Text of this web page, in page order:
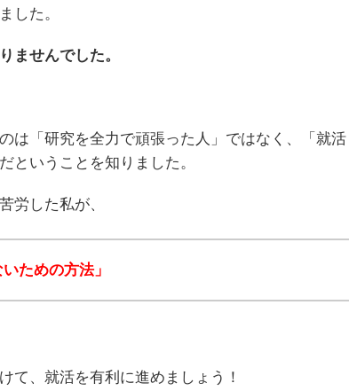
した。
ませんでした。
は「研究を全力で頑張った人」ではなく、「就活
ということを知りました。
労した私が、
ための方法」
て、就活を有利に進めましょう！